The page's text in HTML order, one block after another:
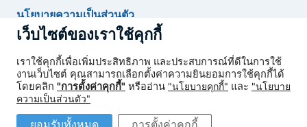
นโยบายความเป็นส่วนตัว
ยกเลิกสมัครรับข่าวสาร
© 2026 LVMH GROUP
เว็บไซต์ของเราใช้คุกกี้
เราใช้คุกกี้เพื่อเพิ่มประสิทธิภาพ และประสบการณ์ที่ดีในการใช้
งานเว็บไซต์ คุณสามารถเลือกตั้งค่าความยินยอมการใช้คุกกี้ได้
โดยคลิก "การตั้งค่าคุกกี้" หรืออ่าน "นโยบายคุกกี้" และ "นโยบาย
ความเป็นส่วนตัว"
ยอมรับทั้งหมด การตั้งค่าคุกกี้